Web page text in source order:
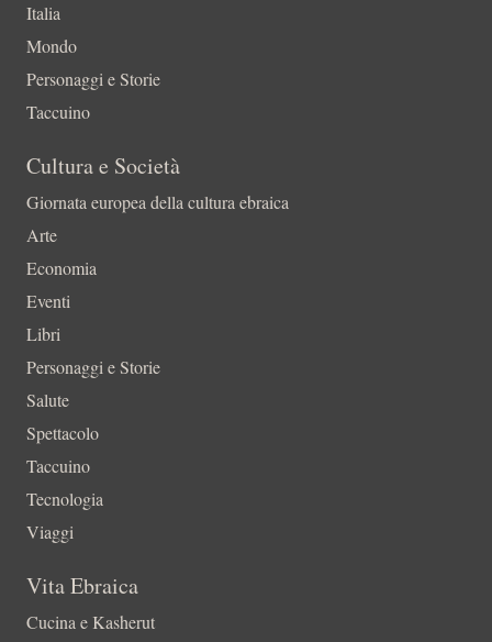
Italia
Mondo
Personaggi e Storie
Taccuino
Cultura e Società
Giornata europea della cultura ebraica
Arte
Economia
Eventi
Libri
Personaggi e Storie
Salute
Spettacolo
Taccuino
Tecnologia
Viaggi
Vita Ebraica
Cucina e Kasherut